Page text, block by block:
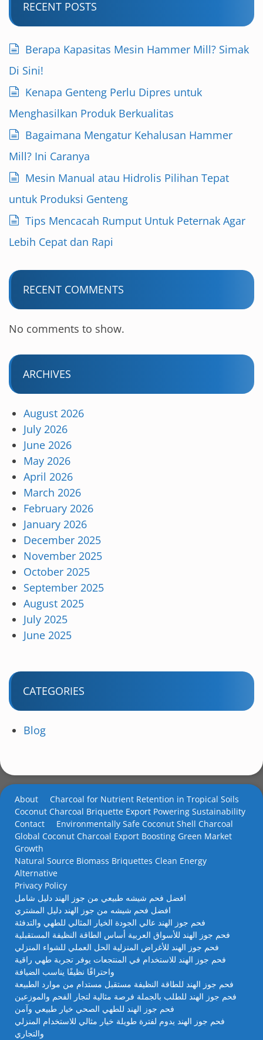
RECENT POSTS
Berapa Kapasitas Mesin Hammer Mill? Simak
Di Sini!
Kenapa Genteng Perlu Dipres untuk
Menghasilkan Produk Berkualitas
Bagaimana Mengatur Kehalusan Hammer
Mill? Ini Caranya
Mesin Manual atau Hidrolis Pilihan Tepat
untuk Produksi Genteng
Tips Mencacah Rumput Untuk Peternak Agar
Lebih Cepat dan Rapi
RECENT COMMENTS
No comments to show.
ARCHIVES
August 2026
July 2026
June 2026
May 2026
April 2026
March 2026
February 2026
January 2026
December 2025
November 2025
October 2025
September 2025
August 2025
July 2025
June 2025
CATEGORIES
Blog
About
Charcoal for Nutrient Retention in Tropical Soils
Coconut Charcoal Briquette Export Powering Sustainability
Contact
Environmentally Safe Coconut Shell Charcoal
Global Coconut Charcoal Export Boosting Green Market
Growth
Natural Source Biomass Briquettes Clean Energy
Alternative
Privacy Policy
افضل فحم شيشه طبيعي من جوز الهند دليل شامل
افضل فحم شيشه من جوز الهند دليل المشتري
فحم جوز الهند عالي الجودة الخيار المثالي للطهي والتدفئة
فحم جوز الهند للأسواق العربية أساس الطاقة النظيفة المستقبلية
فحم جوز الهند للأغراض المنزلية الحل العملي للشواء المنزلي
فحم جوز الهند للاستخدام في المنتجعات يوفر تجربة طهي راقية
واحتراقًا نظيفًا يناسب الضيافة
فحم جوز الهند للطاقة النظيفة مستقبل مستدام من موارد الطبيعة
فحم جوز الهند للطلب بالجملة فرصة مثالية لتجار الفحم والموزعين
فحم جوز الهند للطهي الصحي خيار طبيعي وآمن
فحم جوز الهند يدوم لفترة طويلة خيار مثالي للاستخدام المنزلي
والتجاري